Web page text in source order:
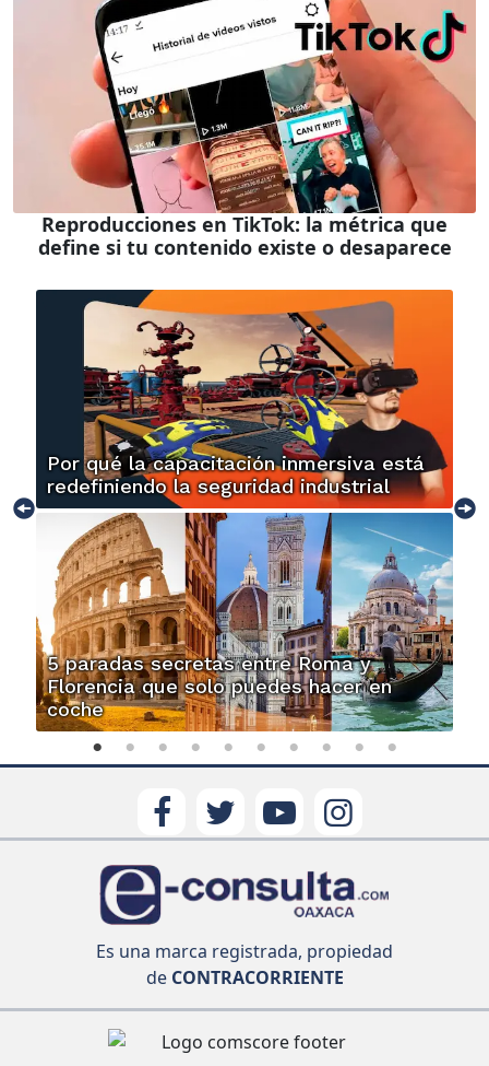
Reproducciones en TikTok: la métrica que
define si tu contenido existe o desaparece
Por qué la capacitación inmersiva está
redefiniendo la seguridad industrial
5 paradas secretas entre Roma y
Florencia que solo puedes hacer en
coche
Es una marca registrada, propiedad
deCONTRACORRIENTE